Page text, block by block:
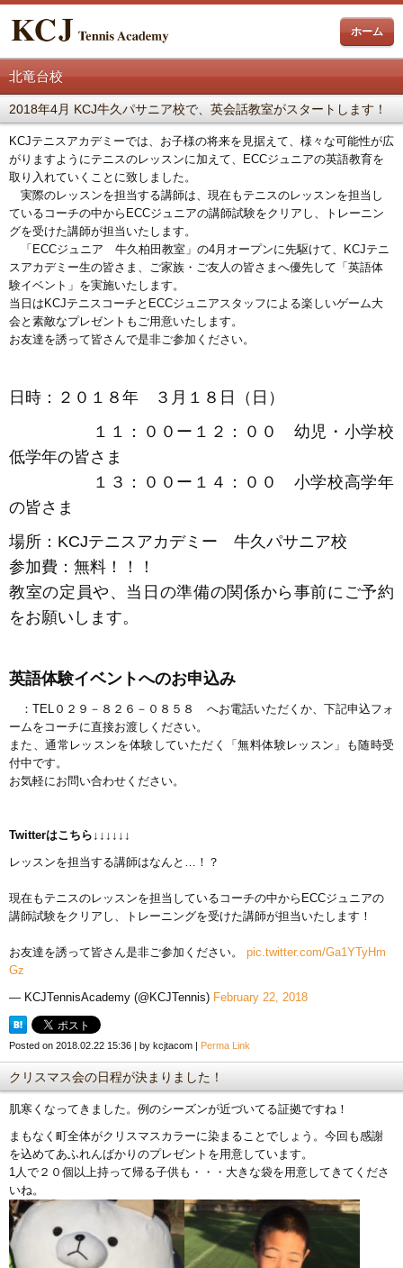
ホーム
北竜台校
2018年4月 KCJ牛久パサニア校で、英会話教室がスタートします！
KCJテニスアカデミーでは、お子様の将来を見据えて、様々な可能性が広
がりますようにテニスのレッスンに加えて、ECCジュニアの英語教育を
取り入れていくことに致しました。
実際のレッスンを担当する講師は、現在もテニスのレッスンを担当し
ているコーチの中からECCジュニアの講師試験をクリアし、トレーニン
グを受けた講師が担当いたします。
「ECCジュニア 牛久柏田教室」の4月オープンに先駆けて、KCJテニ
スアカデミー生の皆さま、ご家族・ご友人の皆さまへ優先して「英語体
験イベント」を実施いたします。
当日はKCJテニスコーチとECCジュニアスタッフによる楽しいゲーム大
会と素敵なプレゼントもご用意いたします。
お友達を誘って皆さんで是非ご参加ください。
日時：２０１８年 ３月１８日（日）
１１：００ー１２：００ 幼児・小学校
低学年の皆さま
１３：００ー１４：００ 小学校高学年
の皆さま
場所：KCJテニスアカデミー 牛久パサニア校
参加費：無料！！！
教室の定員や、当日の準備の関係から事前にご予約
をお願いします。
英語体験イベントへのお申込み
：TEL０２９－８２６－０８５８ へお電話いただくか、下記申込フォ
ームをコーチに直接お渡しください。
また、通常レッスンを体験していただく「無料体験レッスン」も随時受
付中です。
お気軽にお問い合わせください。
Twitterはこちら↓↓↓↓↓↓
レッスンを担当する講師はなんと…！？
現在もテニスのレッスンを担当しているコーチの中からECCジュニアの
講師試験をクリアし、トレーニングを受けた講師が担当いたします！
お友達を誘って皆さん是非ご参加ください。 pic.twitter.com/Ga1YTyHm
Gz
— KCJTennisAcademy (@KCJTennis) February 22, 2018
Posted on 2018.02.22 15:36 | by kcjtacom | Perma Link
クリスマス会の日程が決まりました！
肌寒くなってきました。例のシーズンが近づいてる証拠ですね！
まもなく町全体がクリスマスカラーに染まることでしょう。今回も感謝
を込めてあふれんばかりのプレゼントを用意しています。
1人で２０個以上持って帰る子供も・・・大きな袋を用意してきてくださ
いね。